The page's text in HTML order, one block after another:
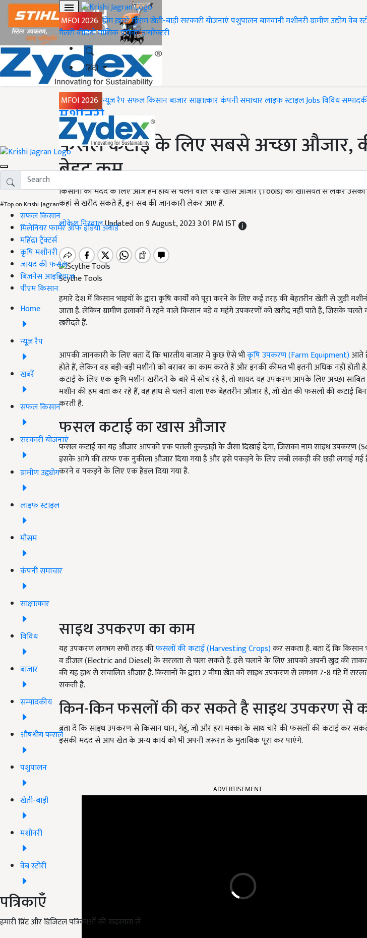
MFOI 2026 होमख़बरेंमौसमखेती-बाड़ीसरकारी योजनाएंपशुपालनबागवानीमशीनरीग्रामीण उद्योगवेब
गैलरीवीडियोमासिक पत्रिकाडायरेक्टरी
हिंदी
MFOI 2026 न्यूज़ रैपसफल किसानबाजारसाक्षात्कारकंपनी समाचारलाइफ स्टाइलJobsविविध
#Top on Krishi Jagran
सफल किसान
मिलेनियर फार्मर ऑफ इंडिया अवॉर्ड
महिंद्रा ट्रैक्टर्स
कृषि मशीनरी
जायद की फसल
बिज़नेस आइडियाज
पीएम किसान
Home
न्यूज़ रैप
खबरें
सफल किसान
सरकारी योजनाएं
ग्रामीण उद्द्योग
लाइफ स्टाइल
मौसम
कंपनी समाचार
साक्षात्कार
विविध
बाजार
सम्पादकीय
औषधीय फसलें
पशुपालन
खेती-बाड़ी
मशीनरी
वेब स्टोरी
पत्रिकाएँ
हमारी प्रिंट और डिजिटल पत्रिकाओं की सदस्यता लें
Home
मशीनरी
फसल कटाई के लिए सबसे अच्छा औजार,
बेहद कम
किसानों की मदद के लिए आज हम हाथ से चलने वाले एक खास औजार (Tools) की खासियत से लेकर
कहां से खरीद सकते हैं, इन सब की जानकारी लेकर आए हैं.
लोकेश निरवालUpdated on 9 August, 2023 3:01 PM IST
Scythe Tools
हमारे देश में किसान भाइयों के द्वारा कृषि कार्यों को पूरा करने के लिए कई तरह की बेहतरीन खेती से जुड़ी
जाता है. लेकिन ग्रामीण इलाकों में रहने वाले किसान बड़े व महंगे उपकरणों को खरीद नहीं पाते हैं, जिसके चलते
खरीदते हैं.
आपकी जानकारी के लिए बता दें कि भारतीय बाजार में कुछ ऐसे भीकृषि उपकरण (Farm Equipment)आते
होते हैं, लेकिन वह बड़ी-बड़ी मशीनों को बराबर का काम करते हैं और इनकी कीमत भी इतनी अधिक नहीं
कटाई के लिए एक कृषि मशीन खरीदने के बारे में सोच रहे हैं, तो शायद यह उपकरण आपके लिए अच्छा साबित
मशीन की हम बता कर रहे हैं, वह हाथ से चलने वाला एक बेहतरीन औजार है, जो खेत की फसलों की कटाई
करती है.
फसल कटाई का खास औजार
फसल कटाई का यह औजार आपको एक पतली कुल्हाड़ी के जैसा दिखाई देगा, जिसका नाम साइथ उपकरण
इसके आगे की तरफ एक नुकीला औजार दिया गया है और इसे पकड़ने के लिए लंबी लकड़ी की छड़ी लगाई गई
करने व पकड़ने के लिए एक हैंडल दिया गया है.
साइथ उपकरण का काम
यह उपकरण लगभग सभी तरह कीफसलों की कटाई (Harvesting Crops)कर सकता है. बता दें कि किसान
व डीजल (Electric and Diesel) के सरलता से चला सकते हैं. इसे चलाने के लिए आपको अपनी खुद की ताकत
की यह हाथ से संचालित औजार है. किसानों के द्वारा 2 बीघा खेत को साइथ उपकरण से लगभग 7-8 घंटे में
सकती है.
किन-किन फसलों की कर सकते है साइथ उपकरण से
बता दें कि साइथ उपकरण से किसान धान, गेहूं, जौ और हरा मक्का के साथ चारे की फसलों की कटाई कर
इसकी मदद से आप खेत के अन्य कार्य को भी अपनी जरूरत के मुताबिक पूरा कर पाएंगे.